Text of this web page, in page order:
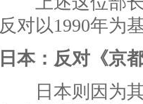
反对以1990年为
日本：反对《京
日本则因为其